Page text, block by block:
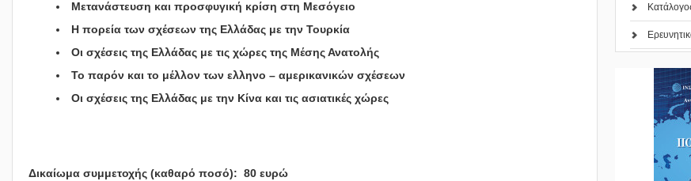
Μετανάστευση και προσφυγική κρίση στη Μεσόγειο
Η πορεία των σχέσεων της Ελλάδας με την Τουρκία
Οι σχέσεις της Ελλάδας με τις χώρες της Μέσης Ανατολής
Το παρόν και το μέλλον των ελληνο – αμερικανικών σχέσεων
Οι σχέσεις της Ελλάδας με την Κίνα και τις ασιατικές χώρες
Δικαίωμα συμμετοχής (καθαρό ποσό): 80 ευρώ